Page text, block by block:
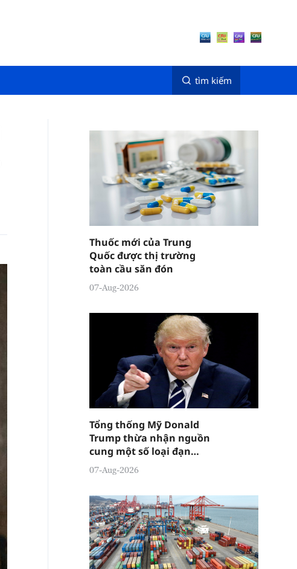
tìm kiếm
Thuốc mới của Trung
Quốc được thị trường
toàn cầu săn đón
07-Aug-2026
Tổng thống Mỹ Donald
Trump thừa nhận nguồn
cung một số loại đạn
dược đang "tương đối
căng thẳng"
07-Aug-2026